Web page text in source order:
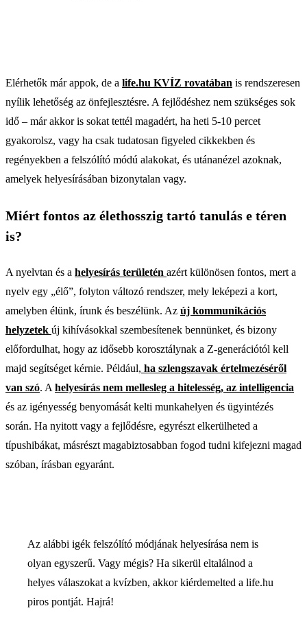
Elérhetők már appok, de a life.hu KVÍZ rovatában is rendszeresen
nyílik lehetőség az önfejlesztésre. A fejlődéshez nem szükséges sok
idő – már akkor is sokat tettél magadért, ha heti 5-10 percet
gyakorolsz, vagy ha csak tudatosan figyeled cikkekben és
regényekben a felszólító módú alakokat, és utánanézel azoknak,
amelyek helyesírásában bizonytalan vagy.
Miért fontos az élethosszig tartó tanulás e téren
is?
A nyelvtan és a helyesírás területén azért különösen fontos, mert a
nyelv egy „élő”, folyton változó rendszer, mely leképezi a kort,
amelyben élünk, írunk és beszélünk. Az új kommunikációs
helyzetek új kihívásokkal szembesítenek bennünket, és bizony
előfordulhat, hogy az idősebb korosztálynak a Z-generációtól kell
majd segítséget kérnie. Például, ha szlengszavak értelmezéséről
van szó. A helyesírás nem mellesleg a hitelesség, az intelligencia
és az igényesség benyomását kelti munkahelyen és ügyintézés
során. Ha nyitott vagy a fejlődésre, egyrészt elkerülheted a
típushibákat, másrészt magabiztosabban fogod tudni kifejezni magad
szóban, írásban egyaránt.
Az alábbi igék felszólító módjának helyesírása nem is
olyan egyszerű. Vagy mégis? Ha sikerül eltalálnod a
helyes válaszokat a kvízben, akkor kiérdemelted a life.hu
piros pontját. Hajrá!